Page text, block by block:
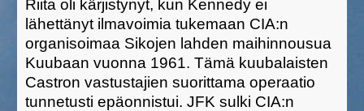
Riita oli kärjistynyt, kun Kennedy ei
lähettänyt ilmavoimia tukemaan CIA:n
organisoimaa Sikojen lahden maihinnousua
Kuubaan vuonna 1961. Tämä kuubalaisten
Castron vastustajien suorittama operaatio
tunnetusti epäonnistui. JFK sulki CIA:n